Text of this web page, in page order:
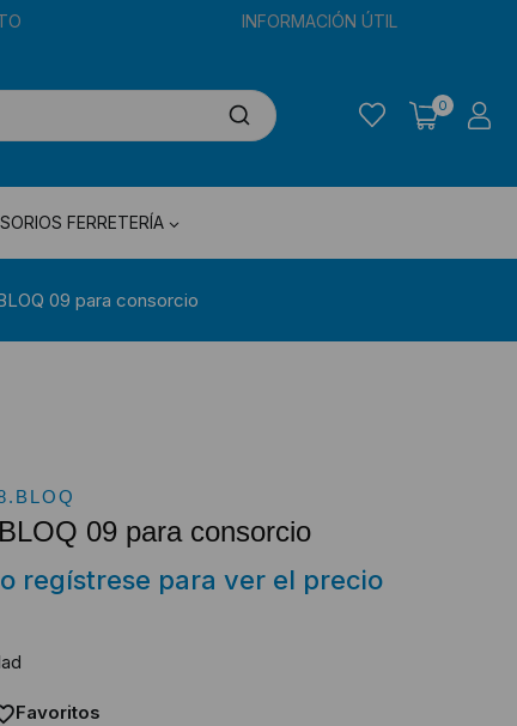
INFORMACIÓN ÚTIL
0
FERRETERÍA
09 para consorcio
09 para consorcio
regístrese para ver el precio
Favoritos